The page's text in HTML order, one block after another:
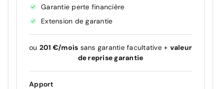
Garantie perte financière
Extension de garantie
ou 201 €/mois sans garantie facultative + valeur
de reprise garantie
Apport